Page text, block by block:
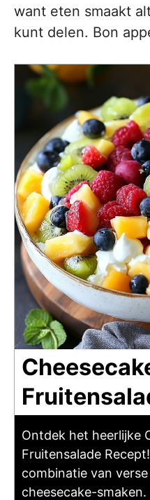
want eten smaakt
kunt delen. Bon
Ontdek het heerlijke
Fruitensalade
combinatie van
cheesecake-